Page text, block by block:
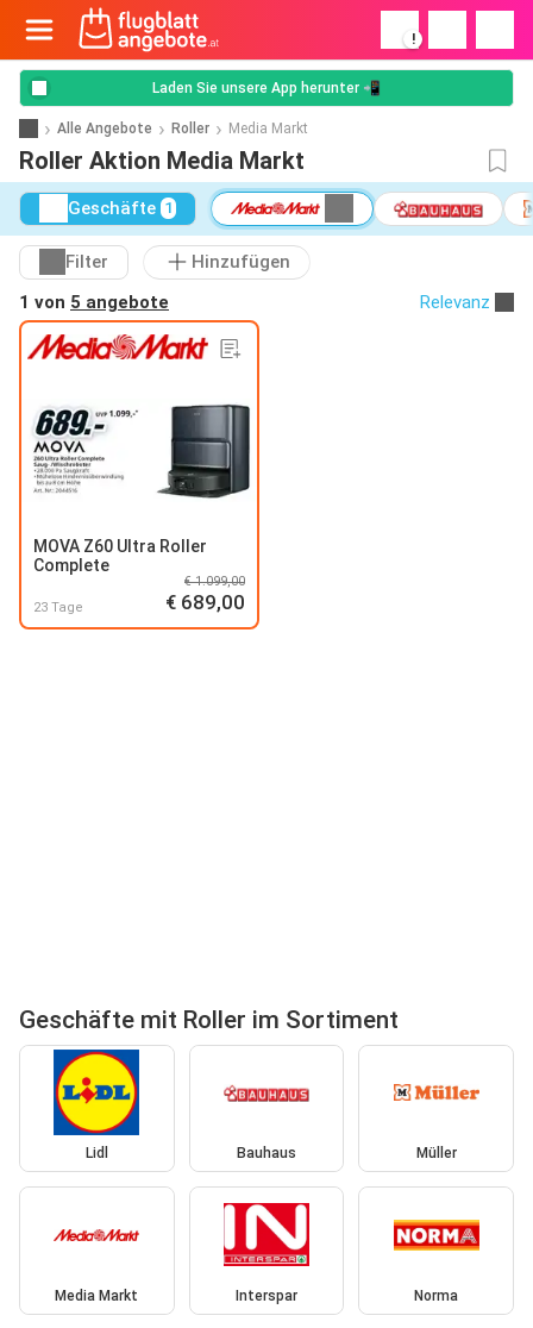
!
Laden Sie unsere App herunter 📲
Alle Angebote Roller Media Markt
Roller Aktion Media Markt
Geschäfte 1
Filter
Hinzufügen
1 von 5 angebote Relevanz
MOVA Z60 Ultra Roller
Complete
23 Tage
€ 1.099,00
€ 689,00
Geschäfte mit Roller im Sortiment
Lidl Bauhaus Müller
Media Markt Interspar Norma